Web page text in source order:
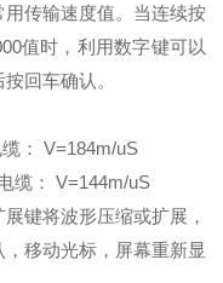
传输速度值。当连续按
值时，利用数字键可以
回车确认。
： V=184m/uS
缆： V=144m/uS
键将波形压缩或扩展，
移动光标，屏幕重新显